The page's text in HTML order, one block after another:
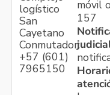
logístico
San
Cayetano
Conmutador:
+57 (601)
7965150
móvil
157